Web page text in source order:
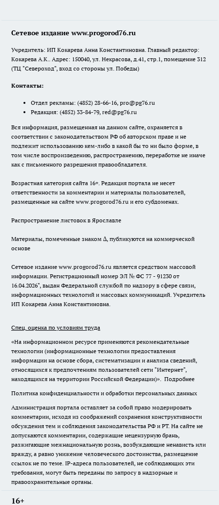
Сетевое издание www.progorod76.ru
Учредитель: ИП Кокарева Анна Константиновна. Главный редактор:
Кокарева А.К.. Адрес: 150040, ул. Некрасова, д.41, стр.1, помещение 312
(ТЦ "Североход", вход со стороны ул. Победы)
Контакты:
Отдел рекламы: (4852) 28-66-16, pro@pg76.ru
Редакция: (4852) 33-84-79, red@pg76.ru
Вся информация, размещенная на данном сайте, охраняется в
соответствии с законодательством РФ об авторском праве и не
подлежит использованию кем-либо в какой бы то ни было форме, в
том числе воспроизведению, распространению, переработке не иначе
как с письменного разрешения правообладателя.
Возрастная категория сайта 16+. Редакция портала не несет
ответственности за комментарии и материалы пользователей,
размещенные на сайте www.progorod76.ru и его субдоменах.
Распространение листовок в Ярославле
Материалы, помеченные знаком ∆, публикуются на коммерческой
основе
Сетевое издание www.progorod76.ru является средством массовой
информации. Регистрационный номер ЭЛ № ФС 77 - 91230 от
16.04.2026", выдан Федеральной службой по надзору в сфере связи,
информационных технологий и массовых коммуникаций. Учредитель
ИП Кокарева Анна Константиновна.
Спец. оценка по условиям труда
«На информационном ресурсе применяются рекомендательные
технологии (информационные технологии предоставления
информации на основе сбора, систематизации и анализа сведений,
относящихся к предпочтениям пользователей сети "Интернет",
находящихся на территории Российской Федерации)». Подробнее
Политика конфиденциальности и обработки персональных данных
Администрация портала оставляет за собой право модерировать
комментарии, исходя из соображений сохранения конструктивности
обсуждения тем и соблюдения законодательства РФ и РТ. На сайте не
допускаются комментарии, содержащие нецензурную брань,
разжигающие межнациональную рознь, возбуждающие ненависть или
вражду, а равно унижение человеческого достоинства, размещение
ссылок не по теме. IP-адреса пользователей, не соблюдающих эти
требования, могут быть переданы по запросу в надзорные и
правоохранительные органы.
16+